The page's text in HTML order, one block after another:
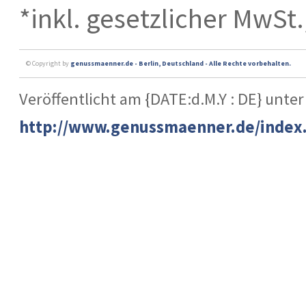
*inkl. gesetzlicher
© Copyright by genussmaenner.de - Berlin, Deutschland - Alle Rechte vorbehalten.
Veröffentlicht am {DATE:d.M.Y : DE}
http://www.genussmaenner.de/